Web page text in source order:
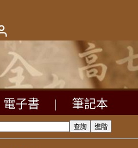
電子書 筆記本